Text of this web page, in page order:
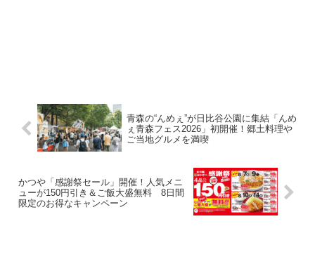
青森の“んめぇ”が日比谷公園に集結「んめ
ぇ青森フェス2026」初開催！郷土料理や
ご当地グルメを満喫
かつや「感謝祭セール」開催！人気メニ
ューが150円引き＆ご飯大盛無料 8日間
限定のお得なキャンペーン